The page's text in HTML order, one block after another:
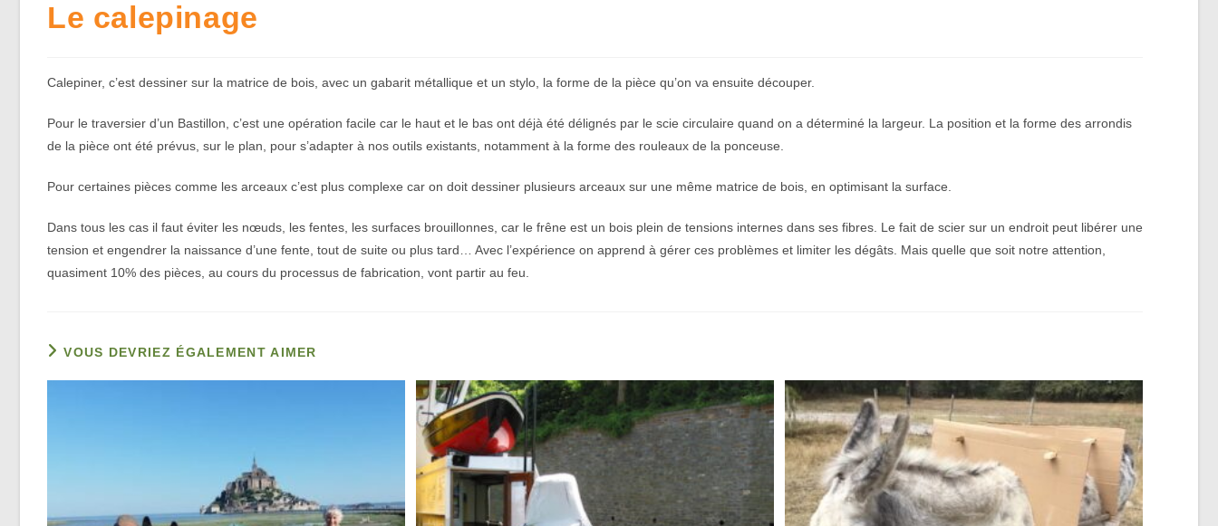
Le calepinage
Calepiner, c’est dessiner sur la matrice de bois, avec un gabarit métallique et un stylo, la forme de la pièce qu’on va ensuite découper.
Pour le traversier d’un Bastillon, c’est une opération facile car le haut et le bas ont déjà été délignés par le scie circulaire quand on a déterminé la largeur. La position et la forme des arrondis
de la pièce ont été prévus, sur le plan, pour s’adapter à nos outils existants, notamment à la forme des rouleaux de la ponceuse.
Pour certaines pièces comme les arceaux c’est plus complexe car on doit dessiner plusieurs arceaux sur une même matrice de bois, en optimisant la surface.
Dans tous les cas il faut éviter les nœuds, les fentes, les surfaces brouillonnes, car le frêne est un bois plein de tensions internes dans ses fibres. Le fait de scier sur un endroit peut libérer une
tension et engendrer la naissance d’une fente, tout de suite ou plus tard… Avec l’expérience on apprend à gérer ces problèmes et limiter les dégâts. Mais quelle que soit notre attention,
quasiment 10% des pièces, au cours du processus de fabrication, vont partir au feu.
VOUS DEVRIEZ ÉGALEMENT AIMER